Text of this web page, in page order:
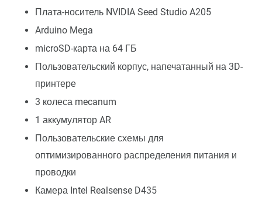
Плата-носитель NVIDIA Seed Studio A205
Arduino Mega
microSD-карта на 64 ГБ
Пользовательский корпус, напечатанный на 3D-
принтере
3 колеса mecanum
1 аккумулятор AR
Пользовательские схемы для
оптимизированного распределения питания и
проводки
Камера Intel Realsense D435